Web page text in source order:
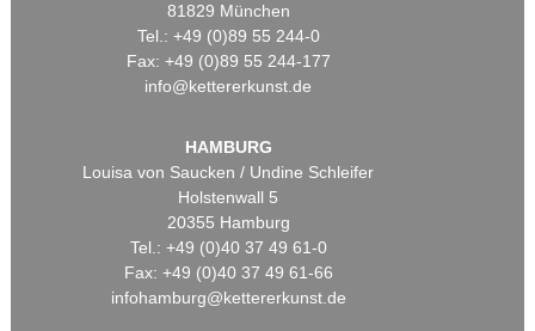
81829 München
Tel.: +49 (0)89 55 244-0
Fax: +49 (0)89 55 244-177
info@kettererkunst.de
HAMBURG
Louisa von Saucken / Undine Schleifer
Holstenwall 5
20355 Hamburg
Tel.: +49 (0)40 37 49 61-0
Fax: +49 (0)40 37 49 61-66
infohamburg@kettererkunst.de